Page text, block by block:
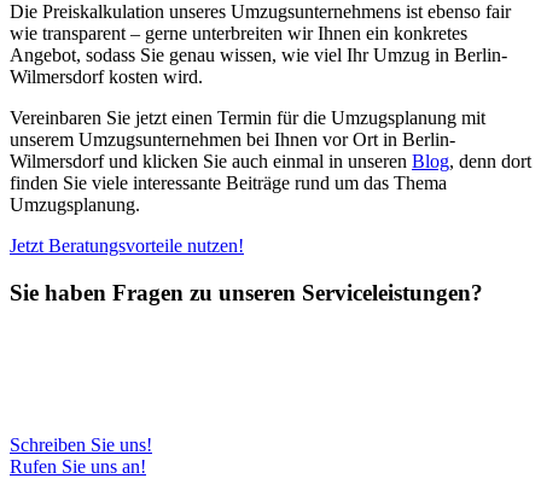
Die Preiskalkulation unseres Umzugsunternehmens ist ebenso fair
wie transparent – gerne unterbreiten wir Ihnen ein konkretes
Angebot, sodass Sie genau wissen, wie viel Ihr Umzug in Berlin-
Wilmersdorf kosten wird.
Vereinbaren Sie jetzt einen Termin für die Umzugsplanung mit
unserem Umzugsunternehmen bei Ihnen vor Ort in Berlin-
Wilmersdorf und klicken Sie auch einmal in unseren Blog, denn dort
finden Sie viele interessante Beiträge rund um das Thema
Umzugsplanung.
Jetzt Beratungsvorteile nutzen!
Sie haben Fragen zu unseren Serviceleistungen?
Schreiben Sie uns!
Rufen Sie uns an!